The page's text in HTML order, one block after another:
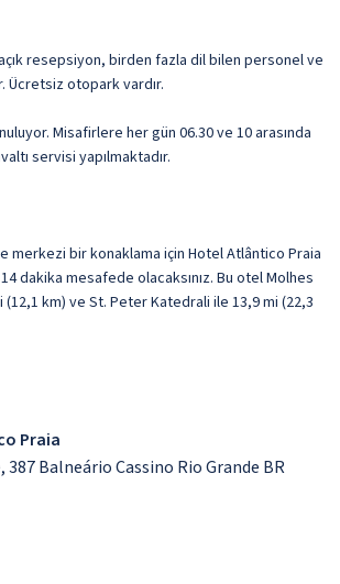
resepsiyon, birden fazla dil bilen personel ve
Ücretsiz otopark vardır.
Misafirlere her gün 06.30 ve 10 arasında
servisi yapılmaktadır.
merkezi bir konaklama için Hotel Atlântico Praia
dakika mesafede olacaksınız. Bu otel Molhes
(12,1 km) ve St. Peter Katedrali ile 13,9 mi (22,3
Praia
387 Balneário Cassino Rio Grande BR